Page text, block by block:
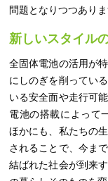
問題となりつつありま
新しいスタイル
全固体電池の活用が
にしのぎを削ってい
いる安全面や走行可
電池の搭載によって
ほかにも、私たちの
されることで、今ま
結ばれた社会が到来